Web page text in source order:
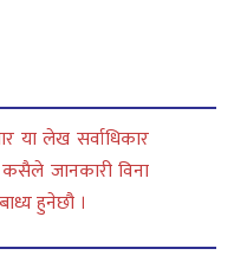
या लेख सर्वाधिकार
जानकारी विना
हुनेछौ ।